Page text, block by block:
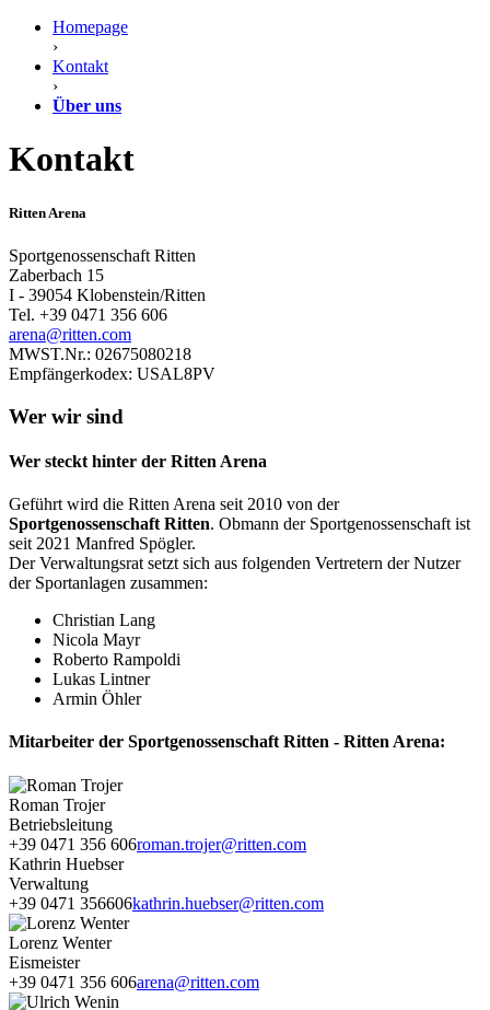
Homepage
›
Kontakt
›
Über uns
Kontakt
Ritten Arena
Sportgenossenschaft Ritten
Zaberbach 15
I - 39054 Klobenstein/Ritten
Tel. +39 0471 356 606
arena@ritten.com
MWST.Nr.: 02675080218
Empfängerkodex: USAL8PV
Wer wir sind
Wer steckt hinter der Ritten Arena
Geführt wird die Ritten Arena seit 2010 von der
Sportgenossenschaft Ritten. Obmann der Sportgenossenschaft ist
seit 2021 Manfred Spögler.
Der Verwaltungsrat setzt sich aus folgenden Vertretern der Nutzer
der Sportanlagen zusammen:
Christian Lang
Nicola Mayr
Roberto Rampoldi
Lukas Lintner
Armin Öhler
Mitarbeiter der Sportgenossenschaft Ritten - Ritten Arena:
Roman Trojer
Betriebsleitung
+39 0471 356 606roman.trojer@ritten.com
Kathrin Huebser
Verwaltung
+39 0471 356606kathrin.huebser@ritten.com
Lorenz Wenter
Eismeister
+39 0471 356 606arena@ritten.com